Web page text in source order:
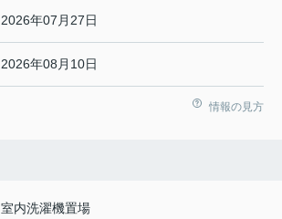
2026年07月27日
2026年08月10日
情報の見方
室内洗濯機置場